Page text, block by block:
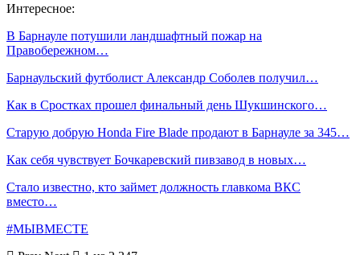
Интересное:
В Барнауле потушили ландшафтный пожар на
Правобережном…
Барнаульский футболист Александр Соболев получил…
Как в Сростках прошел финальный день Шукшинского…
Старую добрую Honda Fire Blade продают в Барнауле за 345…
Как себя чувствует Бочкаревский пивзавод в новых…
Стало известно, кто займет должность главкома ВКС
вместо…
#МЫВМЕСТЕ